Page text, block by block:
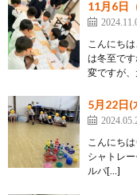
11月6日
こんにち
は冬至で
変ですが
5月22日
こんにち
シャトレ
ルパ[…]